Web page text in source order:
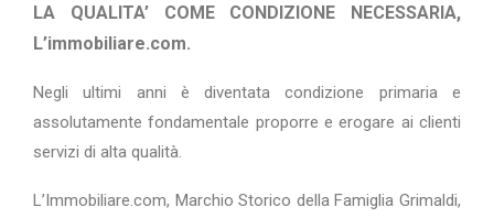
LA QUALITA’ COME CONDIZIONE NECESSARIA,
L’immobiliare.com.
Negli ultimi anni è diventata condizione primaria e
assolutamente fondamentale proporre e erogare ai clienti
servizi di alta qualità.
L’Immobiliare.com, Marchio Storico della Famiglia Grimaldi,